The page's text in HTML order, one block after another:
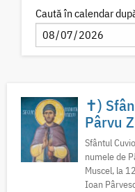
Caută în calendar
✝)
Pârvu
Sfântul
numele de
Muscel, la
Ioan